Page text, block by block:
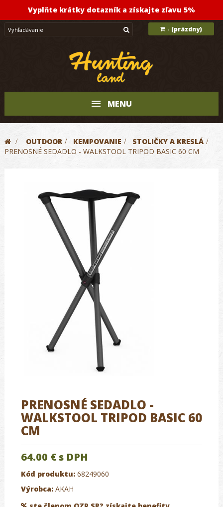
Vyplňte krátky dotazník a získajte zľavu 5%
- (prázdny)
MENU
> OUTDOOR > KEMPOVANIE > STOLIČKY A KRESLÁ >
PRENOSNÉ SEDADLO - WALKSTOOL TRIPOD BASIC 60 CM
PRENOSNÉ SEDADLO -
WALKSTOOL TRIPOD BASIC 60
CM
64.00 € s DPH
Kód produktu: 68249060
Výrobca: AKAH